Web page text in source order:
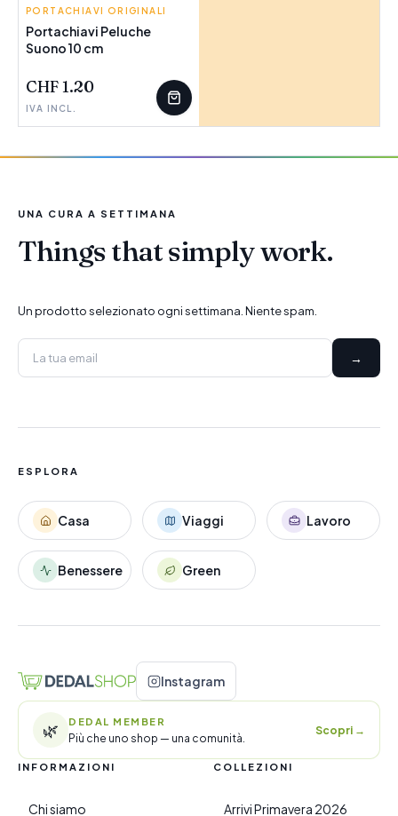
BIGBUY GADGET
PORTACHIAVI ORIGINALI
Portachiavi Peluche
Suono 10 cm
CHF 1.20
IVA INCL.
UNA CURA A SETTIMANA
Things that simply work.
Un prodotto selezionato ogni settimana. Niente spam.
→
ESPLORA
Casa Viaggi Lavoro
Benessere Green
Instagram
🌿 DEDAL MEMBER
Più che uno shop — una comunità.
Scopri →
INFORMAZIONI
Chi siamo
COLLEZIONI
Arrivi Primavera 2026